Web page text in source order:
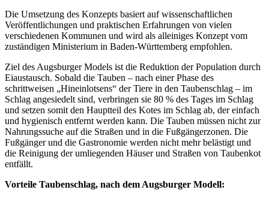
Die Umsetzung des Konzepts basiert auf wissenschaftlichen
Veröffentlichungen und praktischen Erfahrungen von vielen
verschiedenen Kommunen und wird als alleiniges Konzept vom
zuständigen Ministerium in Baden-Württemberg empfohlen.
Ziel des Augsburger Models ist die Reduktion der Population durch
Eiaustausch. Sobald die Tauben – nach einer Phase des
schrittweisen „Hineinlotsens“ der Tiere in den Taubenschlag – im
Schlag angesiedelt sind, verbringen sie 80 % des Tages im Schlag
und setzen somit den Hauptteil des Kotes im Schlag ab, der einfach
und hygienisch entfernt werden kann. Die Tauben müssen nicht zur
Nahrungssuche auf die Straßen und in die Fußgängerzonen. Die
Fußgänger und die Gastronomie werden nicht mehr belästigt und
die Reinigung der umliegenden Häuser und Straßen von Taubenkot
entfällt.
Vorteile Taubenschlag, nach dem Augsburger Modell: